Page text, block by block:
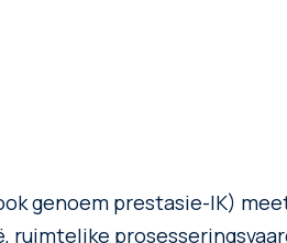
genoem prestasie-IK)
ruimtelike